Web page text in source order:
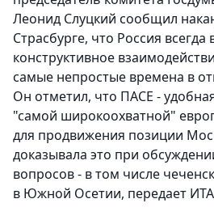
Леонид Слуцкий сообщил
Страсбурге, что Россия всегда
конструктивное
самые непростые времена в
Он отметил, что ПАСЕ -
"самой широкоохватной"
для продвижения позиции
доказывала это при
вопросов - в том числе
в Южной Осетии, передает